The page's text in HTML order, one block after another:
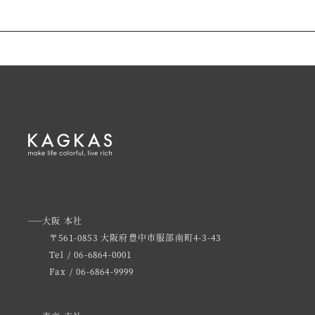
大阪 本社
〒561-0853 大阪府豊中市服部南町4-3-43
Tel / 06-6864-0001
Fax / 06-6864-9999